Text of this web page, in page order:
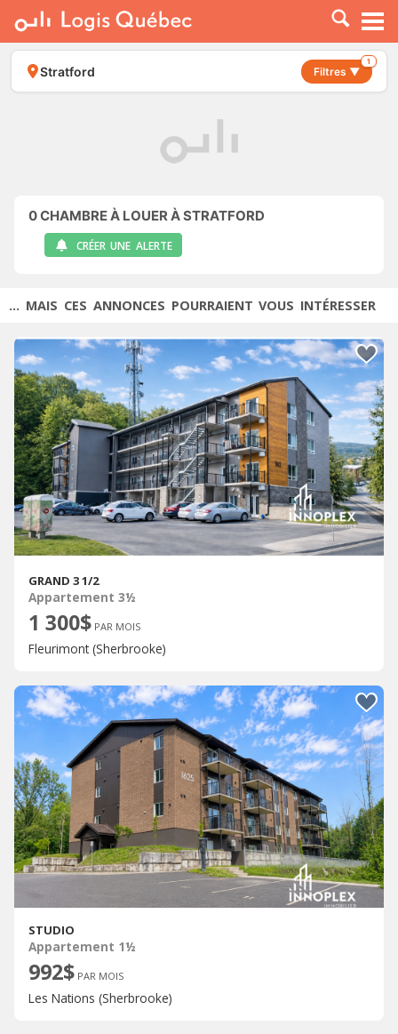
À LOUER
À VENDRE
PLACER UNE ANNONCE
Stratford Filtres ▼
1
0CHAMBRE À LOUER À STRATFORD
CRÉER UNE ALERTE
... MAIS CES ANNONCES POURRAIENT VOUS INTÉRESSER
GRAND 3 1/2
Appartement 3½
1 300$ PAR MOIS
Fleurimont (Sherbrooke)
STUDIO
Appartement 1½
992$ PAR MOIS
Les Nations (Sherbrooke)